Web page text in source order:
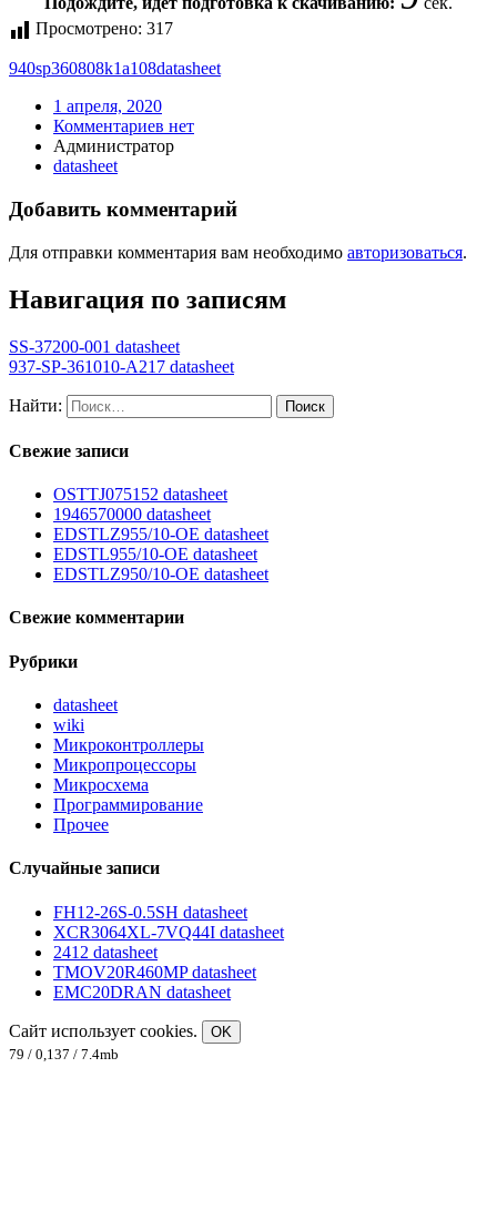
Просмотрено: 317
940sp360808k1a108datasheet
1 апреля, 2020
Комментариев нет
Администратор
datasheet
Добавить комментарий
Для отправки комментария вам необходимо авторизоваться.
Навигация по записям
SS-37200-001 datasheet
937-SP-361010-A217 datasheet
Найти:
Свежие записи
OSTTJ075152 datasheet
1946570000 datasheet
EDSTLZ955/10-OE datasheet
EDSTL955/10-OE datasheet
EDSTLZ950/10-OE datasheet
Свежие комментарии
Рубрики
datasheet
wiki
Микроконтроллеры
Микропроцессоры
Микросхема
Программирование
Прочее
Случайные записи
FH12-26S-0.5SH datasheet
XCR3064XL-7VQ44I datasheet
2412 datasheet
TMOV20R460MP datasheet
EMC20DRAN datasheet
Сайт использует cookies.
OK
79 / 0,137 / 7.4mb